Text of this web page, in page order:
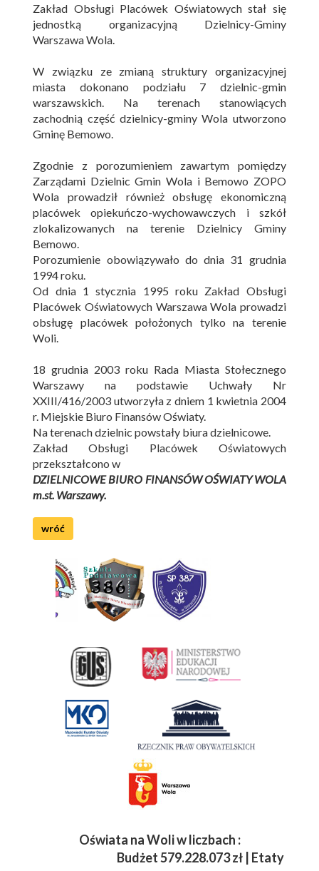
Zakład Obsługi Placówek Oświatowych stał się
jednostką organizacyjną Dzielnicy-Gminy
Warszawa Wola.
W związku ze zmianą struktury organizacyjnej
miasta dokonano podziału 7 dzielnic-gmin
warszawskich. Na terenach stanowiących
zachodnią część dzielnicy-gminy Wola utworzono
Gminę Bemowo.
Zgodnie z porozumieniem zawartym pomiędzy
Zarządami Dzielnic Gmin Wola i Bemowo ZOPO
Wola prowadził również obsługę ekonomiczną
placówek opiekuńczo-wychowawczych i szkół
zlokalizowanych na terenie Dzielnicy Gminy
Bemowo.
Porozumienie obowiązywało do dnia 31 grudnia
1994 roku.
Od dnia 1 stycznia 1995 roku Zakład Obsługi
Placówek Oświatowych Warszawa Wola prowadzi
obsługę placówek położonych tylko na terenie
Woli.
18 grudnia 2003 roku Rada Miasta Stołecznego
Warszawy na podstawie Uchwały Nr
XXIII/416/2003 utworzyła z dniem 1 kwietnia 2004
r. Miejskie Biuro Finansów Oświaty.
Na terenach dzielnic powstały biura dzielnicowe.
Zakład Obsługi Placówek Oświatowych
przekształcono w
DZIELNICOWE BIURO FINANSÓW OŚWIATY WOLA
m.st. Warszawy.
wróć
Oświata na Woli w liczbach :
Budżet579.228.073 zł | Etaty 3 833